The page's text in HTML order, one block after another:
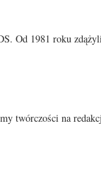
Od 1981 roku
twórczości na